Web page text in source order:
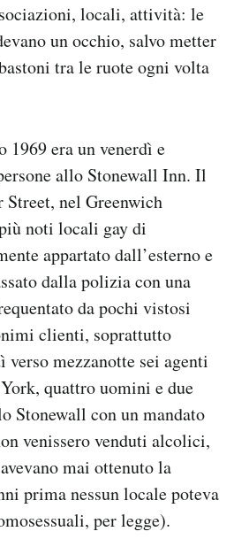
locali, attività: le
un occhio, salvo metter
tra le ruote ogni volta
1969 era un venerdì e
allo Stonewall Inn. Il
nel Greenwich
noti locali gay di
appartato dall’esterno e
dalla polizia con una
da pochi vistosi
clienti, soprattutto
verso mezzanotte sei agenti
quattro uomini e due
Stonewall con un mandato
venissero venduti alcolici,
mai ottenuto la
prima nessun locale poteva
per legge).